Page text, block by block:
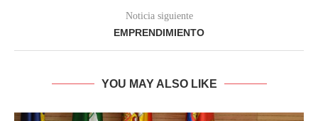
Noticia siguiente
EMPRENDIMIENTO
YOU MAY ALSO LIKE